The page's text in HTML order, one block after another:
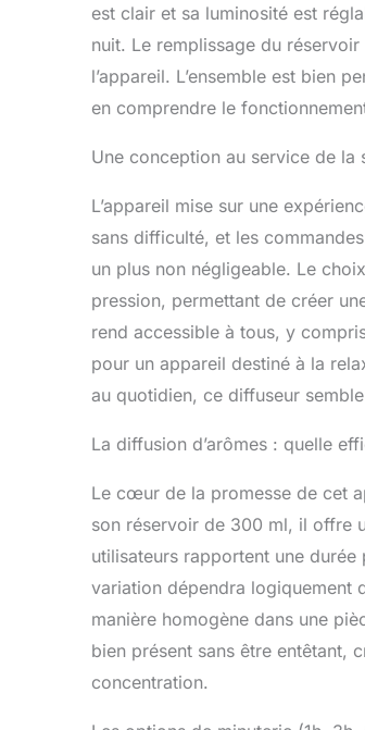
est clair et sa luminosité est
nuit. Le remplissage du
l’appareil. L’ensemble est bien
en comprendre le
Une conception au service de la
L’appareil mise sur une
sans difficulté, et les
un plus non négligeable. Le
pression, permettant de créer
rend accessible à tous, y
pour un appareil destiné à la
au quotidien, ce diffuseur
La diffusion d’arômes : quelle
Le cœur de la promesse de cet
son réservoir de 300 ml, il offre
utilisateurs rapportent une
variation dépendra logiquement
manière homogène dans une
bien présent sans être entêtant,
concentration.